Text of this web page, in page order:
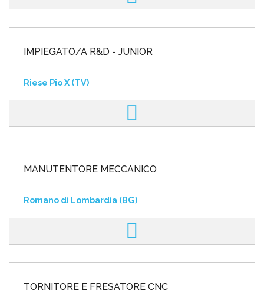
IMPIEGATO/A R&D - JUNIOR
Riese Pio X (TV)
MANUTENTORE MECCANICO
Romano di Lombardia (BG)
TORNITORE E FRESATORE CNC